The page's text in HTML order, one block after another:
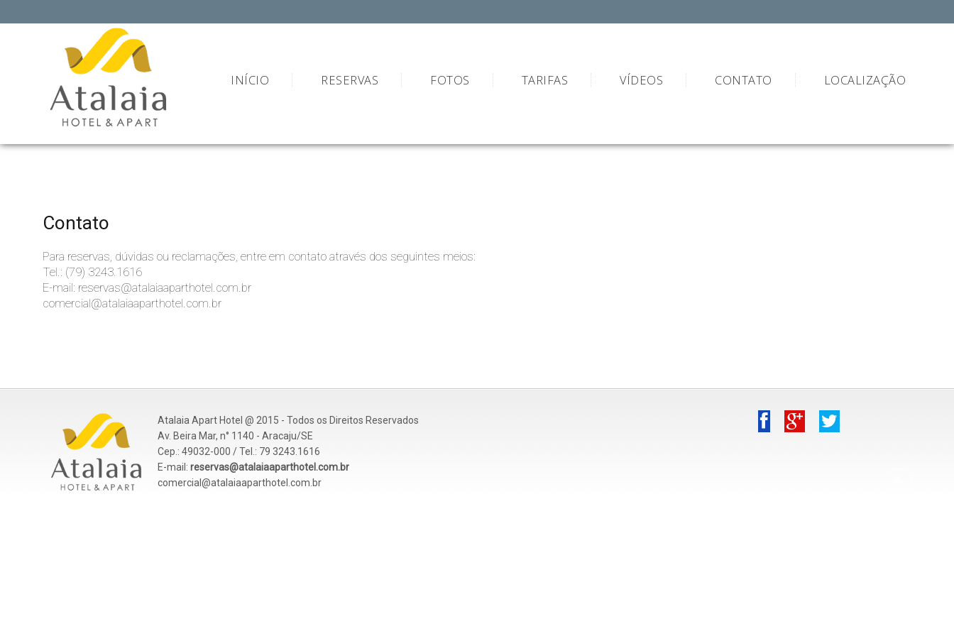
INÍCIO RESERVAS FOTOS TARIFAS VÍDEOS CONTATO LOCALIZAÇÃO
Contato
Para reservas, dúvidas ou reclamações, entre em contato através dos seguintes meios:
Tel.: (79) 3243.1616
E-mail: reservas@atalaiaaparthotel.com.br
comercial@atalaiaaparthotel.com.br
Atalaia Apart Hotel @ 2015 - Todos os Direitos Reservados
Av. Beira Mar, n° 1140 - Aracaju/SE
Cep.: 49032-000 / Tel.: 79 3243.1616
E-mail: reservas@atalaiaaparthotel.com.br
comercial@atalaiaaparthotel.com.br